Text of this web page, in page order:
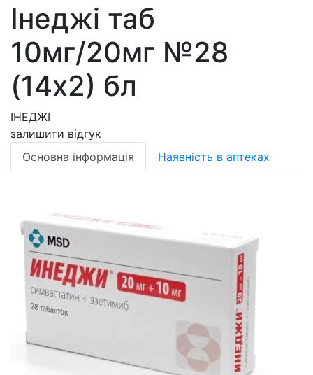
Iнеджi таб
10мг/20мг №28
(14х2) бл
ІНЕДЖІ
залишити відгук
Основна інформація
Наявність в аптеках